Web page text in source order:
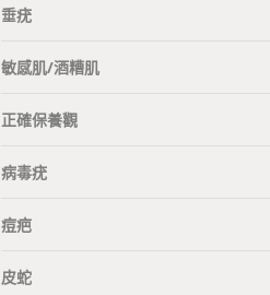
垂疣
敏感肌/酒糟肌
正確保養觀
病毒疣
痘疤
皮蛇